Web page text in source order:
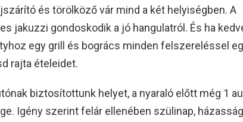
és törölköző vár mind a két helyiségben. A
jakuzzi gondoskodik a jó hangulatról. És ha
egy grill és bogrács minden felszereléssel
rajta ételeidet.
biztosítottunk helyet, a nyaraló előtt még 1
Igény szerint felár ellenében szülinap,